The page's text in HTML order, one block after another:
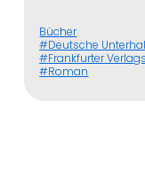
Bücher
Deutsche
Frankfurter
Roman